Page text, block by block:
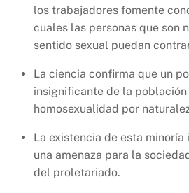
los trabajadores fomente
cuales las personas que son
sentido sexual puedan
La ciencia confirma que un
insignificante de la
homosexualidad por
La existencia de esta
una amenaza para la
del proletariado.